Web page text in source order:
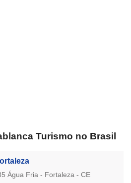
Turismo no Brasil
Água Fria - Fortaleza - CE